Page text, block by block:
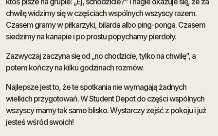
chwilę widzimy się w częściach wspólnych wszyscy razem.
Czasem gramy w piłkarzyki, bilarda albo ping-ponga. Czasem
siedzimy na kanapie i po prostu popychamy pierdoły.
Zazwyczaj zaczyna się od „no chodzicie, tylko na chwilę”, a
potem kończy na kilku godzinach rozmów.
Najlepsze jest to, że te spotkania nie wymagają żadnych
wielkich przygotowań. W Student Depot do części wspólnych
wszyscy mamy tak samo blisko. Wystarczy zejść z pokoju i już
jesteś wśród swoich!